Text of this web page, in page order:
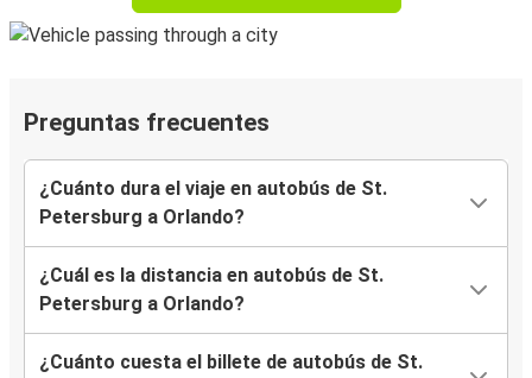
Preguntas frecuentes
¿Cuánto dura el viaje en autobús de St.
Petersburg a Orlando?
¿Cuál es la distancia en autobús de St.
Petersburg a Orlando?
¿Cuánto cuesta el billete de autobús de St.